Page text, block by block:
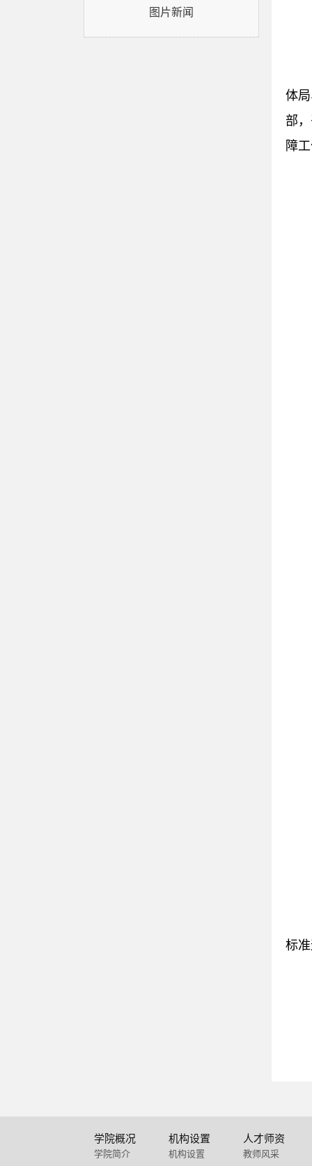
图片新闻
体
部
障
标
学院概况
学院简介
机构设置
机构设置
人才师资
教师风采